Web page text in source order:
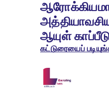
ஆயுள்
கட்டுரையைப்